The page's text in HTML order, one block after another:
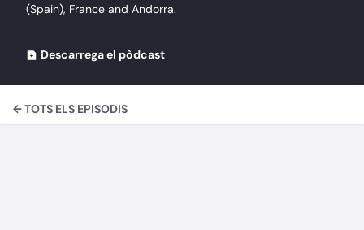
(Spain), France and Andorra.
Descarrega el pòdcast
← TOTS ELS EPISODIS